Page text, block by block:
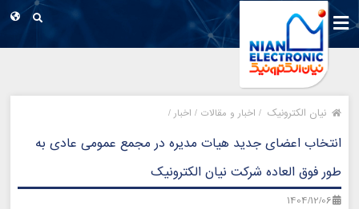
نیان الکترونیک / اخبار و مقالات / اخبار /
انتخاب اعضای جدید هیات مدیره در مجمع عمومی عادی به
طور فوق العاده شرکت نیان الکترونیک
1404/12/06